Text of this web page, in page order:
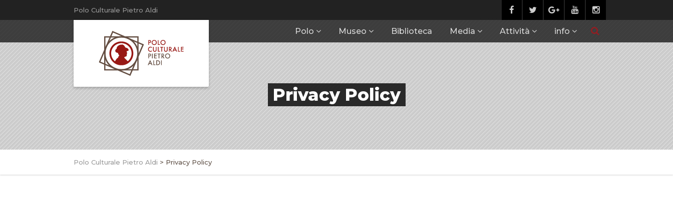
Polo Culturale Pietro Aldi
Polo Museo Biblioteca Media Attività info
Privacy Policy
Polo Culturale Pietro Aldi > Privacy Policy